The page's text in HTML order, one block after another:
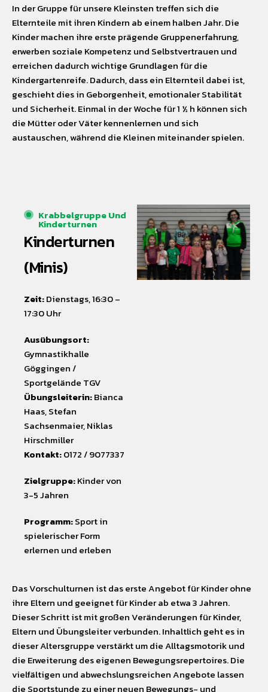
In der Gruppe für unsere Kleinsten treffen sich die
Elternteile mit ihren Kindern ab einem halben Jahr. Die
Kinder machen ihre erste prägende Gruppenerfahrung,
erwerben soziale Kompetenz und Selbstvertrauen und
erreichen dadurch wichtige Grundlagen für die
Kindergartenreife. Dadurch, dass ein Elternteil dabei ist,
geschieht dies in Geborgenheit, emotionaler Stabilität
und Sicherheit. Einmal in der Woche für 1 ½ h können sich
die Mütter oder Väter kennenlernen und sich
austauschen, während die Kleinen miteinander spielen.
Krabbelgruppe Und
Kinderturnen
Kinderturnen
(Minis)
Zeit:Dienstags, 16:30 –
17:30 Uhr
Ausübungsort:
Gymnastikhalle
Göggingen /
Sportgelände TGV
Übungsleiterin:Bianca
Haas, Stefan
Sachsenmaier, Niklas
Hirschmiller
Kontakt:0172 / 9077337
Zielgruppe:Kinder von
3-5 Jahren
Programm:Sport in
spielerischer Form
erlernen und erleben
Das Vorschulturnen ist das erste Angebot für Kinder ohne
ihre Eltern und geeignet für Kinder ab etwa 3 Jahren.
Dieser Schritt ist mit großen Veränderungen für Kinder,
Eltern und Übungsleiter verbunden. Inhaltlich geht es in
dieser Altersgruppe verstärkt um die Alltagsmotorik und
die Erweiterung des eigenen Bewegungsrepertoires. Die
vielfältigen und abwechslungsreichen Angebote lassen
die Sportstunde zu einer neuen Bewegungs- und